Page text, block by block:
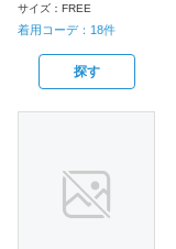
サイズ： FREE
着用コーデ： 18件
探す